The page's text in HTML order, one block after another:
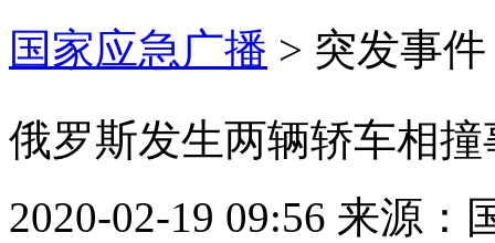
国家应急广播 > 突发事件
俄罗斯发生两辆轿车相
2020-02-19 09:56 来源：